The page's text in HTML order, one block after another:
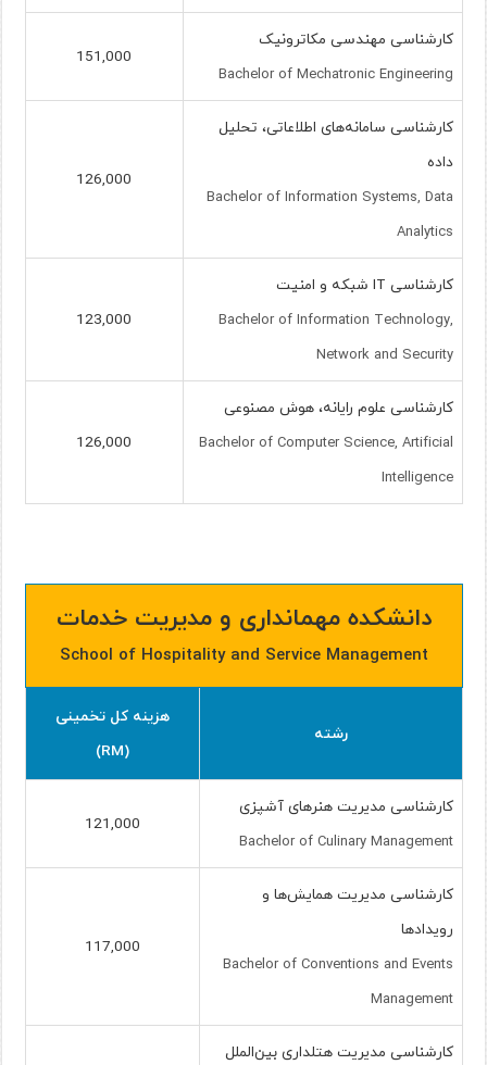
کارشناسی مهندسی مکاترونیک
Bachelor of Mechatronic Engineering
151,000
کارشناسی سامانه‌های اطلاعاتی، تحلیل
داده
Bachelor of Information Systems, Data
Analytics
126,000
کارشناسی IT شبکه و امنیت
Bachelor of Information Technology,
Network and Security
123,000
کارشناسی علوم رایانه، هوش مصنوعی
Bachelor of Computer Science, Artificial
Intelligence
126,000
دانشکده مهمانداری و مدیریت خدمات
School of Hospitality and Service Management
رشته
هزینه کل تخمینی
(RM)
کارشناسی مدیریت هنرهای آشپزی
Bachelor of Culinary Management
121,000
کارشناسی مدیریت همایش‌ها و
رویدادها
Bachelor of Conventions and Events
Management
117,000
کارشناسی مدیریت هتلداری بین‌الملل